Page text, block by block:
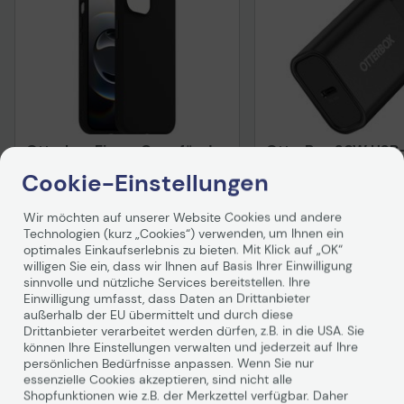
Otterbox Figura Case für das
17e/16e/15/14/13 - Black
Auf Lager: Lieferung in 1-2 Werktagen
24,99 €
inkl. MwSt. zzgl. Versandab5,99 €
In den Warenkorb
Hinweis
Technisches Produktdatenblatt
OtterBox 30W
Auf Lager
16,10 €
inkl. MwSt. zzgl.Versand
In den
Hinweis
Technisches
Cookie-Einstellungen
Wir möchten auf unserer Website Cookies und andere
Technologien (kurz „Cookies“) verwenden, um Ihnen ein
optimales Einkaufserlebnis zu bieten. Mit Klick auf „OK“
willigen Sie ein, dass wir Ihnen auf Basis Ihrer Einwilligung
sinnvolle und nützliche Services bereitstellen. Ihre
Einwilligung umfasst, dass Daten an Drittanbieter
außerhalb der EU übermittelt und durch diese
Drittanbieter verarbeitet werden dürfen, z.B. in die USA. Sie
können Ihre Einstellungen verwalten und jederzeit auf Ihre
persönlichen Bedürfnisse anpassen. Wenn Sie nur
essenzielle Cookies akzeptieren, sind nicht alle
Shopfunktionen wie z.B. der Merkzettel verfügbar. Daher